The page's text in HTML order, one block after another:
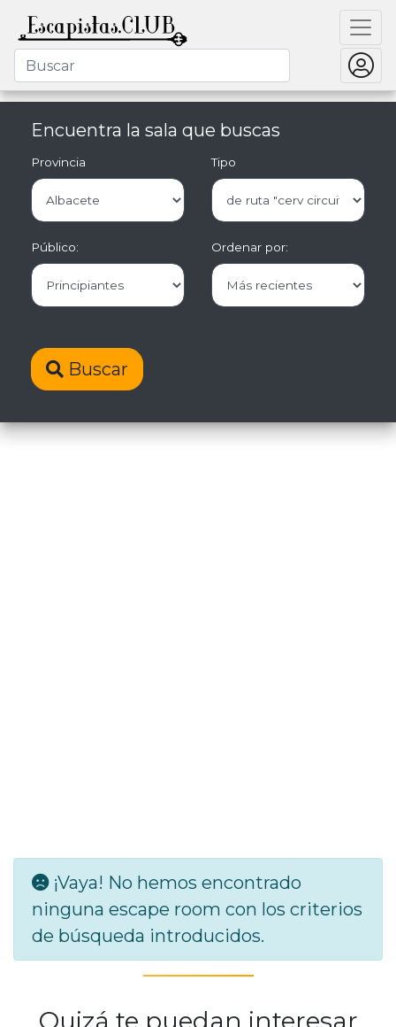
Encuentra la sala que buscas
Provincia Tipo
Público: Ordenar por:
Buscar
¡Vaya! No hemos encontrado
ninguna escape room con los criterios
de búsqueda introducidos.
Quizá te puedan interesar